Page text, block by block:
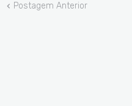
Postagem Anterior